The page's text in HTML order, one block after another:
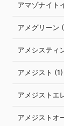
アマゾナイト
アメグリーン
アメシスティ
アメジスト (1)
アメジストエ
アメジストオ